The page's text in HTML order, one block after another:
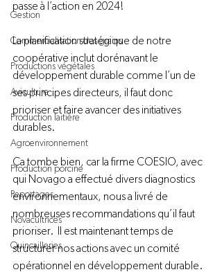
Gestion
Commercialisation des grains
Productions végétales
Aviculture
Production laitière
Agroenvironnement
Production porcine
Reportages
Novacultrices
Quincailleries
passe à l’action en 2024!
La planification stratégique de notre
coopérative inclut dorénavant le
développement durable comme l’un de
ses principes directeurs, il faut donc
prioriser et faire avancer des initiatives
durables.
Ça tombe bien, car la firme COESIO, avec
qui Novago a effectué divers diagnostics
environnementaux, nous a livré de
nombreuses recommandations qu’il faut
prioriser.  Il est maintenant temps de
structurer nos actions avec un comité
opérationnel en développement durable.